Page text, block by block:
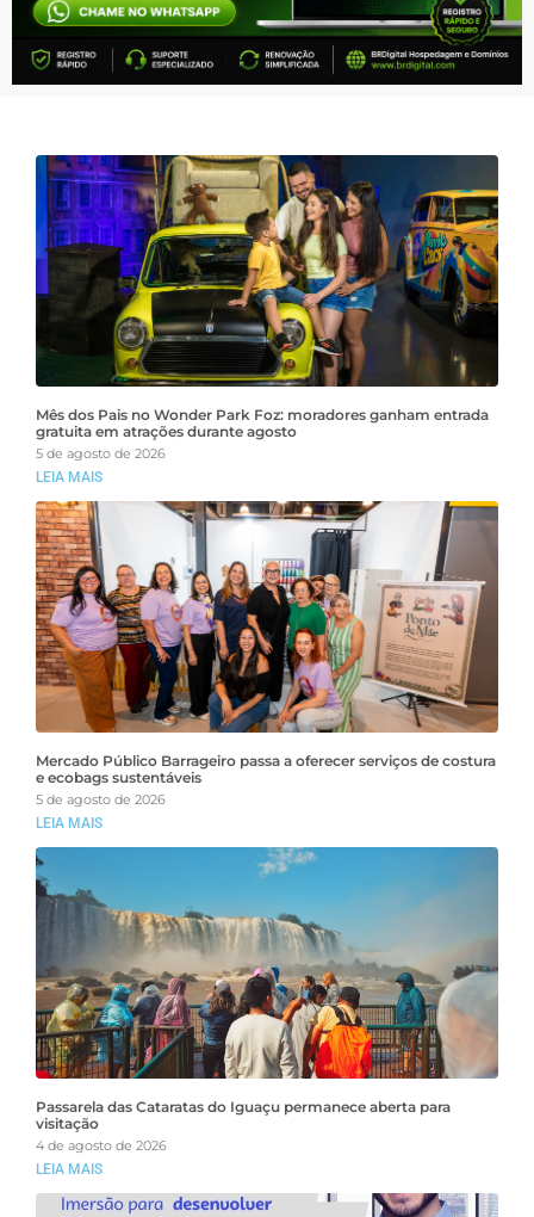
Mês dos Pais no Wonder Park Foz: moradores ganham entrada
gratuita em atrações durante agosto
5 de agosto de 2026
LEIA MAIS
Mercado Público Barrageiro passa a oferecer serviços de costura
e ecobags sustentáveis
5 de agosto de 2026
LEIA MAIS
Passarela das Cataratas do Iguaçu permanece aberta para
visitação
4 de agosto de 2026
LEIA MAIS